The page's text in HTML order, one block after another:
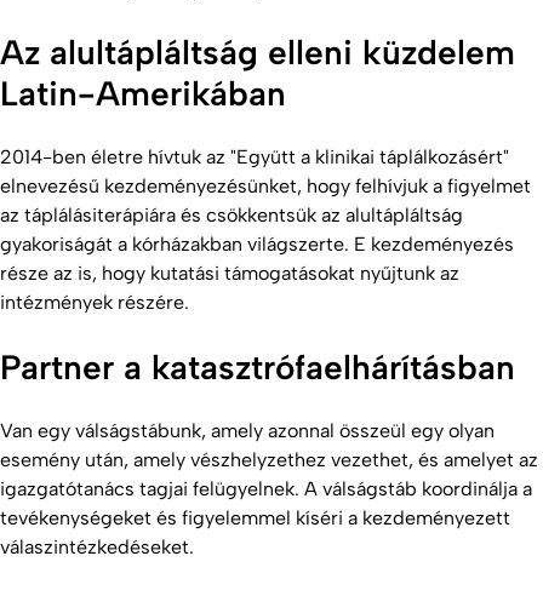
Az alultápláltság elleni küzdelem
Latin-Amerikában
2014-ben életre hívtuk az "Együtt a klinikai táplálkozásért"
elnevezésű kezdeményezésünket, hogy felhívjuk a figyelmet
az táplálásiterápiára és csökkentsük az alultápláltság
gyakoriságát a kórházakban világszerte. E kezdeményezés
része az is, hogy kutatási támogatásokat nyűjtunk az
intézmények részére.
Partner a katasztrófaelhárításban
Van egy válságstábunk, amely azonnal összeül egy olyan
esemény után, amely vészhelyzethez vezethet, és amelyet az
igazgatótanács tagjai felügyelnek. A válságstáb koordinálja a
tevékenységeket és figyelemmel kíséri a kezdeményezett
válaszintézkedéseket.